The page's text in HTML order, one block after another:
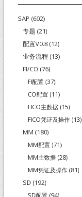
SAP (602)
专题 (21)
配置V0.8 (12)
业务流程 (13)
FI/CO (76)
FI配置 (37)
CO配置 (11)
FICO主数据 (15)
FICO凭证及操作 (13)
MM (180)
MM配置 (71)
MM主数据 (28)
MM凭证及操作 (81)
SD (192)
SD配置 (94)